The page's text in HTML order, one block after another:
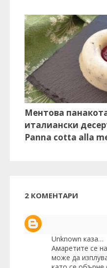
Ментова
италиански
Panna cotta alla
2 КОМЕНТАРИ
Unknown каза…
Амаретите се
може да